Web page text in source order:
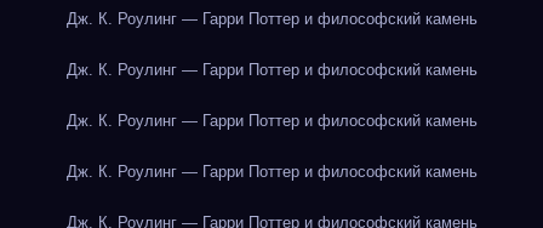
Дж. К. Роулинг — Гарри Поттер и философский камень
Дж. К. Роулинг — Гарри Поттер и философский камень
Дж. К. Роулинг — Гарри Поттер и философский камень
Дж. К. Роулинг — Гарри Поттер и философский камень
Дж. К. Роулинг — Гарри Поттер и философский камень